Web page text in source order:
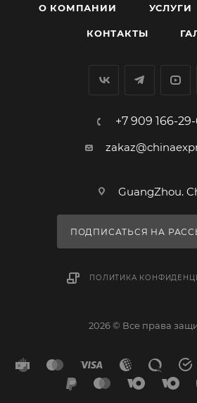
О КОМПАНИИ УСЛУГИ
КОНТАКТЫ
+7 909 166-29-
GuangZhou.
ПОДПИСАТЬСЯ НА
ПОЛИТИКА
2026 © Все права